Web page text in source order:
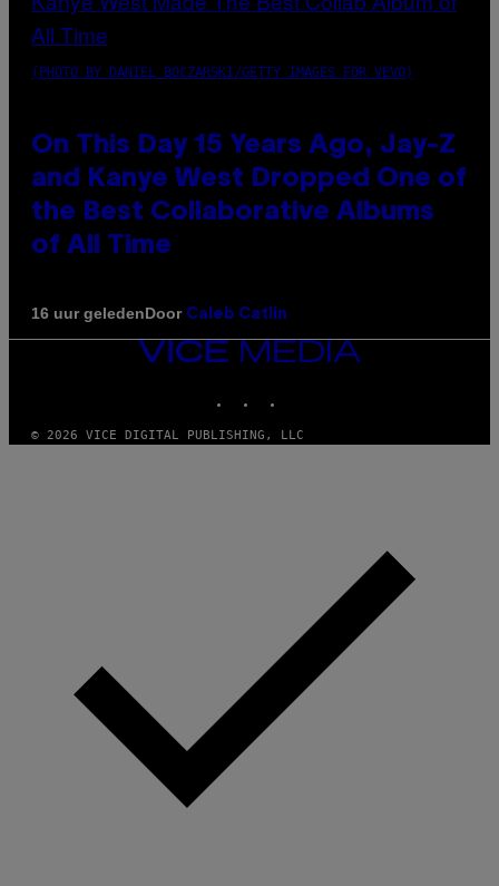
(PHOTO BY DANIEL BOCZARSKI/GETTY IMAGES FOR VEVO)
On This Day 15 Years Ago, Jay-Z
and Kanye West Dropped One of
the Best Collaborative Albums
of All Time
16 uur geledenDoor Caleb Catlin
VICE
MEDIA
© 2026 VICE DIGITAL PUBLISHING, LLC